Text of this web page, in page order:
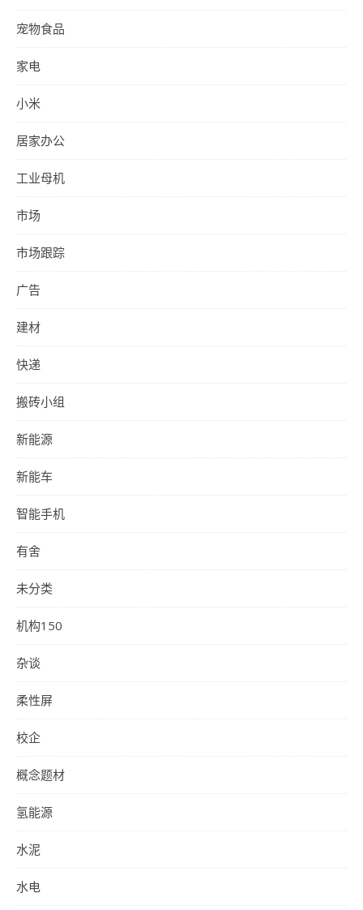
宠物食品
家电
小米
居家办公
工业母机
市场
市场跟踪
广告
建材
快递
搬砖小组
新能源
新能车
智能手机
有舍
未分类
机构150
杂谈
柔性屏
校企
概念题材
氢能源
水泥
水电